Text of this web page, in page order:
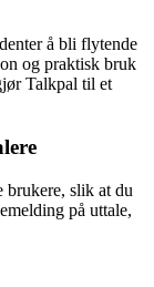
å bli flytende
og praktisk bruk
Talkpal til et
brukere, slik at du
på uttale,